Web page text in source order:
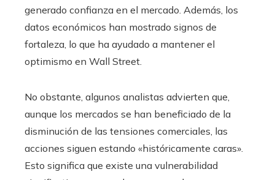
generado confianza en el mercado. Además, los
datos económicos han mostrado signos de
fortaleza, lo que ha ayudado a mantener el
optimismo en Wall Street.
No obstante, algunos analistas advierten que,
aunque los mercados se han beneficiado de la
disminución de las tensiones comerciales, las
acciones siguen estando «históricamente caras».
Esto significa que existe una vulnerabilidad